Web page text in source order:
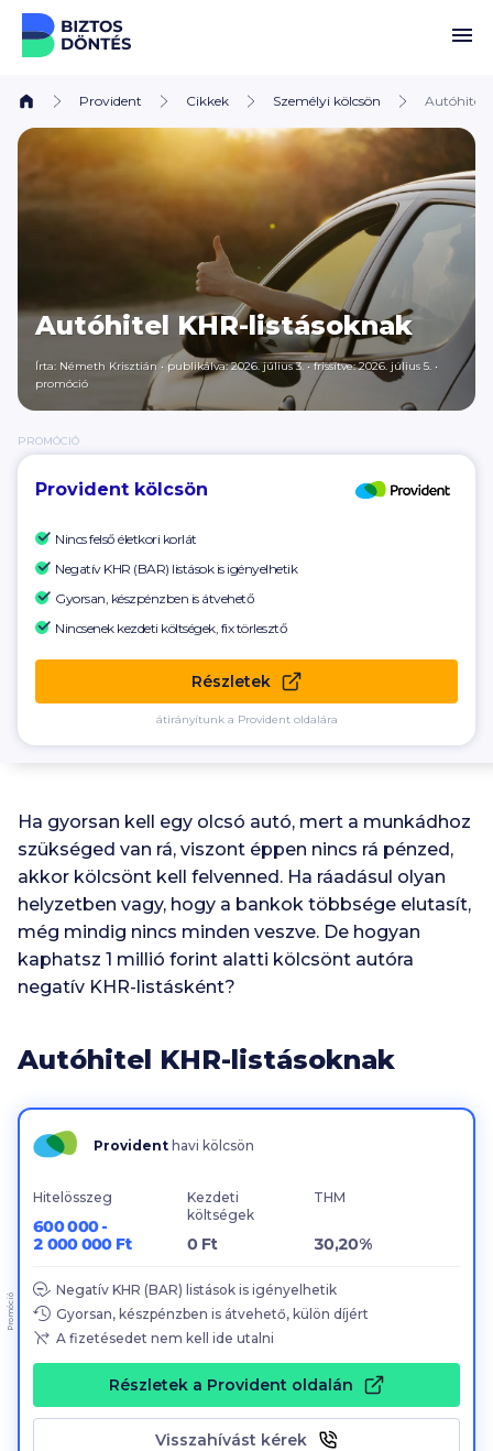
Ugrás a tartalomhoz
Provident Cikkek Személyi kölcsön Autóhitel
Autóhitel KHR-listásoknak
Írta: Németh Krisztián• publikálva: 2026. július 3.•frissítve: 2026. július 5. •
promóció
PROMÓCIÓ
Provident kölcsön
Nincs felső életkori korlát
Negatív KHR (BAR) listások is igényelhetik
Gyorsan, készpénzben is átvehető
Nincsenek kezdeti költségek, fix törlesztő
Részletek
átirányítunk a Provident oldalára
Ha gyorsan kell egy olcsó autó, mert a munkádhoz
szükséged van rá, viszont éppen nincs rá pénzed,
akkor kölcsönt kell felvenned. Ha ráadásul olyan
helyzetben vagy, hogy a bankok többsége elutasít,
még mindig nincs minden veszve. De hogyan
kaphatsz 1 millió forint alatti kölcsönt autóra
negatív KHR-listásként?
Autóhitel KHR-listásoknak
Provident havi kölcsön
Hitelösszeg
600 000 -
2 000 000 Ft
Kezdeti
költségek
0 Ft
THM
30,20%
Negatív KHR (BAR) listások is igényelhetik
Gyorsan, készpénzben is átvehető, külön díjért
A fizetésedet nem kell ide utalni
Részletek a Provident oldalán
Visszahívást kérek
Promóció